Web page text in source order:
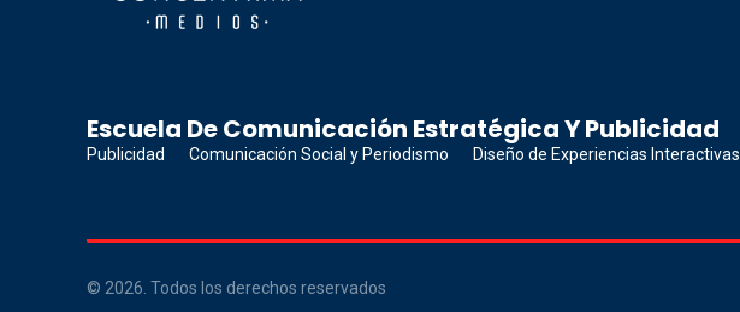
Escuela De Comunicación Estratégica Y Publicidad
Publicidad Comunicación Social y Periodismo Diseño de Experiencias Interactivas
© 2026. Todos los derechos reservados